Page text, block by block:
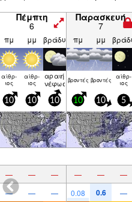
Πέμπτη
6
Παρασκευή
7
πμ μμ βράδυ πμ μμ
αίθρ­
ιος
αίθρ­
ιος
αραιή
νέφωσηβρον­τές βρον­τές αίθρ­
ιος
10 10 10 10 10 5
— — — — — —
— — — 0.08 0.6 —